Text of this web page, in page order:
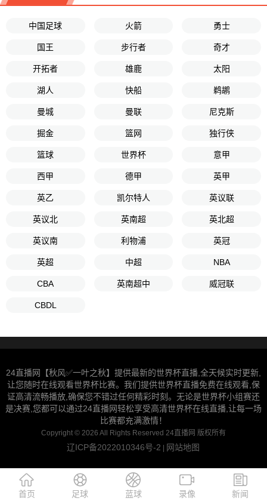
中国足球 火箭 勇士
国王 步行者 奇才
开拓者 雄鹿 太阳
湖人 快船 鹈鹕
曼城 曼联 尼克斯
掘金 篮网 独行侠
篮球 世界杯 意甲
西甲 德甲 英甲
英乙 凯尔特人 英议联
英议北 英南超 英北超
英议南 利物浦 英冠
英超 中超 NBA
CBA 英南超中 威冠联
CBDL
24直播网【秋风✅一叶之秋】提供最新的世界杯直播,全天候实时更新,
让您随时在线观看世界杯比赛。我们提供世界杯直播免费在线观看,保
证高清流畅播放,确保您不错过任何精彩时刻。无论是世界杯小组赛还
是决赛,您都可以通过24直播网轻松享受高清世界杯在线直播,让每一场
比赛都充满激情！
Copyright © 2026 All Rights Reserved 24直播网 版权所有
辽ICP备2022010346号-2 | 网站地图
首页 足球 蓝球 录像 新闻